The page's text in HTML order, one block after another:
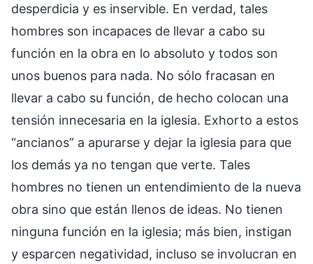
desperdicia y es inservible. En verdad, tales
hombres son incapaces de llevar a cabo su
función en la obra en lo absoluto y todos son
unos buenos para nada. No sólo fracasan en
llevar a cabo su función, de hecho colocan una
tensión innecesaria en la iglesia. Exhorto a estos
“ancianos” a apurarse y dejar la iglesia para que
los demás ya no tengan que verte. Tales
hombres no tienen un entendimiento de la nueva
obra sino que están llenos de ideas. No tienen
ninguna función en la iglesia; más bien, instigan
y esparcen negatividad, incluso se involucran en